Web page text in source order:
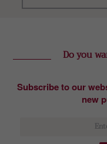
Do you
Subscribe to our
new